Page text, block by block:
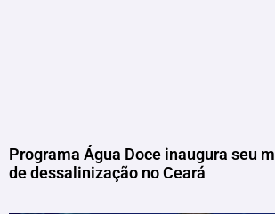
Programa Água Doce inaugura seu
de dessalinização no Ceará